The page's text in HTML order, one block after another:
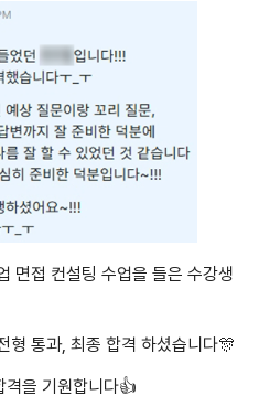
면접 컨설팅 수업을 들은 수강생
통과, 최종 합격 하셨습니다🎊
을 기원합니다👍